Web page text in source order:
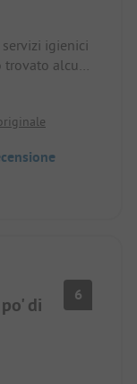
igienici
alcun
ristorante.
di
6